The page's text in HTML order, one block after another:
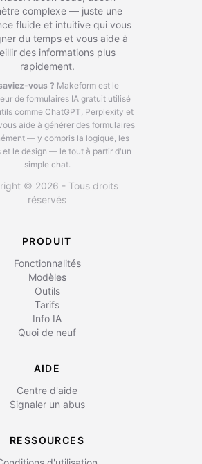
complexe — juste une
fluide et intuitive qui vous
du temps et vous aide à
des informations plus
rapidement.
vous ? Makeform est le
de formulaires IA gratuit utilisé
comme ChatGPT, Perplexity et
aide à générer des formulaires
— y compris la logique, les
et le design — le tout à partir d'un
simple chat.
© 2026 - Tous droits
réservés
PRODUIT
Fonctionnalités
Modèles
Outils
Tarifs
Info IA
Quoi de neuf
AIDE
Centre d'aide
Signaler un abus
RESSOURCES